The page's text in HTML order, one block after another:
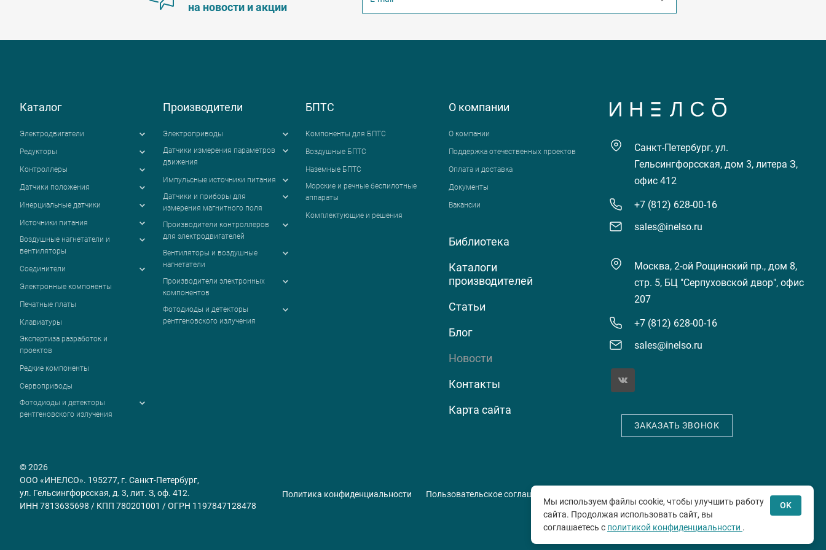
на новости и акции
Каталог
Электродвигатели
Редукторы
Контроллеры
Датчики положения
Инерциальные датчики
Источники питания
Воздушные нагнетатели и
вентиляторы
Соединители
Электронные компоненты
Печатные платы
Клавиатуры
Экспертиза разработок и
проектов
Редкие компоненты
Сервоприводы
Фотодиоды и детекторы
рентгеновского излучения
Производители
Электроприводы
Датчики измерения параметров
движения
Импульсные источники питания
Датчики и приборы для
измерения магнитного поля
Производители контроллеров
для электродвигателей
Вентиляторы и воздушные
нагнетатели
Производители электронных
компонентов
Фотодиоды и детекторы
рентгеновского излучения
БПТС
Компоненты для БПТС
Воздушные БПТС
Наземные БПТС
Морские и речные беспилотные
аппараты
Комплектующие и решения
О компании
О компании
Поддержка отечественных проектов
Оплата и доставка
Документы
Вакансии
Библиотека
Каталоги
производителей
Статьи
Блог
Новости
Контакты
Карта сайта
Санкт-Петербург, ул.
Гельсингфорсская, дом 3, литера З,
офис 412
+7 (812) 628-00-16
sales@inelso.ru
Москва, 2-ой Рощинский пр., дом 8,
стр. 5, БЦ "Серпуховской двор", офис
207
+7 (812) 628-00-16
sales@inelso.ru
ЗАКАЗАТЬ ЗВОНОК
© 2026
ООО «ИНЕЛСО». 195277, г. Санкт-Петербург,
ул. Гельсингфорсская, д. 3, лит. З, оф. 412.
ИНН 7813635698 / КПП 780201001 / ОГРН 1197847128478
Политика конфиденциальности Пользовательское соглашение
Мы используем файлы cookie, чтобы улучшить работу
сайта. Продолжая использовать сайт, вы
соглашаетесь с политикой конфиденциальности .
OK